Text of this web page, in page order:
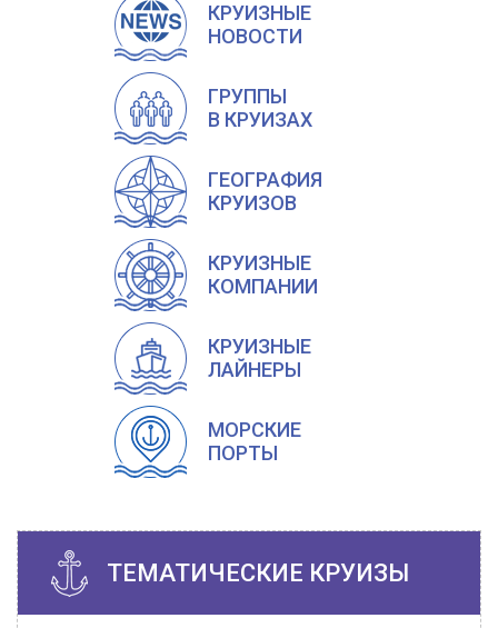
КРУИЗНЫЕ
НОВОСТИ
ГРУППЫ
В КРУИЗАХ
ГЕОГРАФИЯ
КРУИЗОВ
КРУИЗНЫЕ
КОМПАНИИ
КРУИЗНЫЕ
ЛАЙНЕРЫ
МОРСКИЕ
ПОРТЫ
ТЕМАТИЧЕСКИЕ КРУИЗЫ